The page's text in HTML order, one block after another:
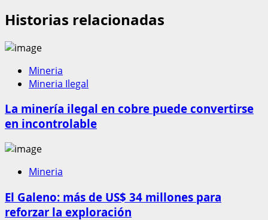
Historias relacionadas
Mineria
Mineria Ilegal
La minería ilegal en cobre puede convertirse
en incontrolable
Mineria
El Galeno: más de US$ 34 millones para
reforzar la exploración